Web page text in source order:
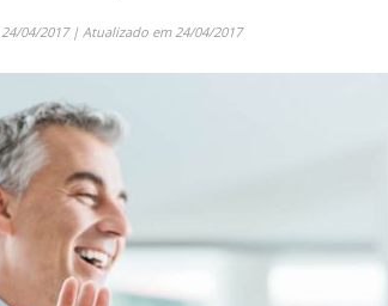
24/04/2017| Atualizado em24/04/2017